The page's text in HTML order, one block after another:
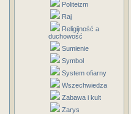
Politeizm
Raj
Religijność a
duchowość
Sumienie
Symbol
System ofiarny
Wszechwiedza
Zabawa i kult
Zarys